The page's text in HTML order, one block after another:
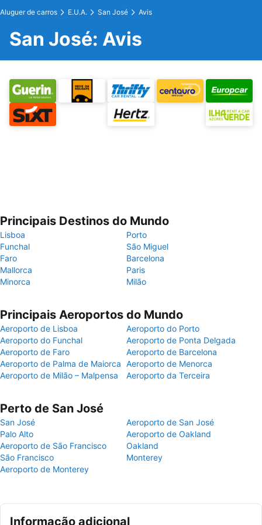
Aluguer de carros E.U.A. San José Avis
San José: Avis
Principais Destinos do Mundo
Lisboa
Porto
Funchal
São Miguel
Faro
Barcelona
Mallorca
Paris
Minorca
Milão
Principais Aeroportos do Mundo
Aeroporto de Lisboa
Aeroporto do Porto
Aeroporto do Funchal
Aeroporto de Ponta Delgada
Aeroporto de Faro
Aeroporto de Barcelona
Aeroporto de Palma de Maiorca Aeroporto de Menorca
Aeroporto de Milão – Malpensa
Aeroporto da Terceira
Perto de San José
San José
Aeroporto de San José
Palo Alto
Aeroporto de Oakland
Aeroporto de São Francisco
Oakland
São Francisco
Monterey
Aeroporto de Monterey
Informação adicional